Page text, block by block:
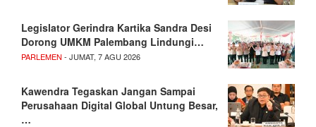
Legislator Gerindra Kartika Sandra Desi
Dorong UMKM Palembang Lindungi…
PARLEMEN - JUMAT, 7 AGU 2026
Kawendra Tegaskan Jangan Sampai
Perusahaan Digital Global Untung Besar,
…